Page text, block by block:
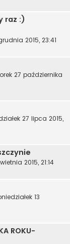
raz :)
2015, 23:41
27 października
27 lipca 2015,
2015, 21:14
13
ROKU-